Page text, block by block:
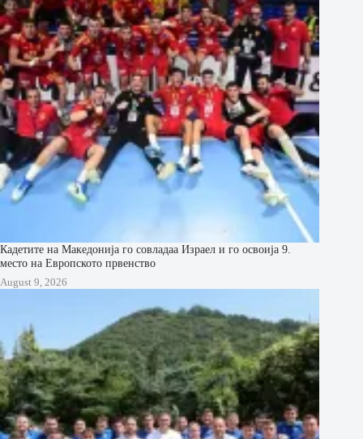
Кадетите на Македонија го совладаа Израел и го освоија 9.
место на Европското првенство
August 9, 2026